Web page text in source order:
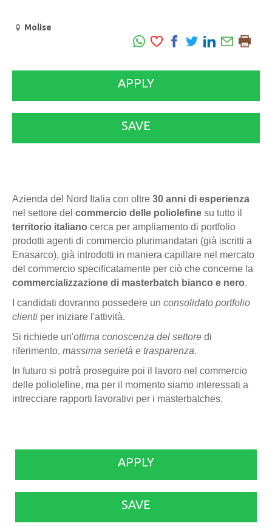
Molise
APPLY
SAVE
Azienda del Nord Italia con oltre 30 anni di esperienza
nel settore del commercio delle poliolefine su tutto il
territorio italiano cerca per ampliamento di portfolio
prodotti agenti di commercio plurimandatari (già iscritti a
Enasarco), già introdotti in maniera capillare nel mercato
del commercio specificatamente per ciò che concerne la
commercializzazione di masterbatch bianco e nero.
I candidati dovranno possedere un consolidato portfolio
clienti per iniziare l'attività.
Si richiede un'ottima conoscenza del settore di
riferimento, massima serietà e trasparenza.
In futuro si potrà proseguire poi il lavoro nel commercio
delle poliolefine, ma per il momento siamo interessati a
intrecciare rapporti lavorativi per i masterbatches.
APPLY
SAVE